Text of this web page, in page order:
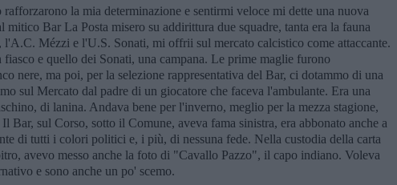
la mia determinazione e sentirmi veloce mi dette una nuova
mitico Bar La Posta misero su addirittura due squadre, tanta era la fauna
l'A.C. Mézzi e l'U.S. Sonati, mi offrii sul mercato calcistico come attaccante.
e quello dei Sonati, una campana. Le prime maglie furono
nere, ma poi, per la selezione rappresentativa del Bar, ci dotammo di una
sul Mercato dal padre di un giocatore che faceva l'ambulante. Era una
di lanina. Andava bene per l'inverno, meglio per la mezza stagione,
Bar, sul Corso, sotto il Comune, aveva fama sinistra, era abbonato anche a
di tutti i colori politici e, i più, di nessuna fede. Nella custodia della carta
avevo messo anche la foto di "Cavallo Pazzo", il capo indiano. Voleva
e sono anche un po' scemo.